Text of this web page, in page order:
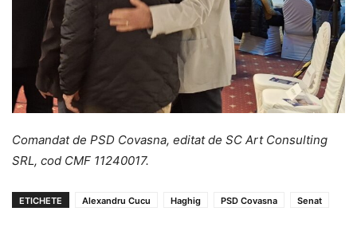
Comandat de PSD Covasna, editat de SC Art Consulting
SRL, cod CMF 11240017.
ETICHETE Alexandru Cucu Haghig PSD Covasna Senat